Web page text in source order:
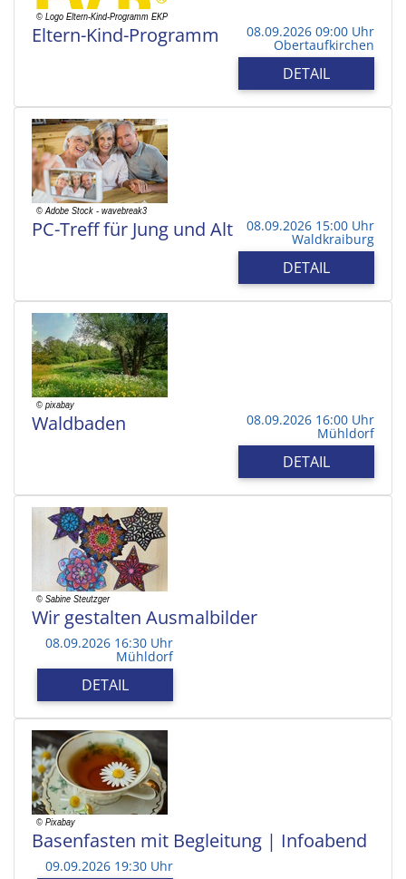
Eltern-Kind-Programm 08.09.2026 09:00 Uhr
Obertaufkirchen
DETAIL
PC-Treff für Jung und Alt 08.09.2026 15:00 Uhr
Waldkraiburg
DETAIL
Waldbaden 08.09.2026 16:00 Uhr
Mühldorf
DETAIL
Wir gestalten Ausmalbilder
08.09.2026 16:30 Uhr
Mühldorf
DETAIL
Basenfasten mit Begleitung | Infoabend
09.09.2026 19:30 Uhr